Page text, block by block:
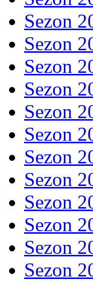
Sezon
Sezon
Sezon
Sezon
Sezon
Sezon
Sezon
Sezon
Sezon
Sezon
Sezon
Sezon